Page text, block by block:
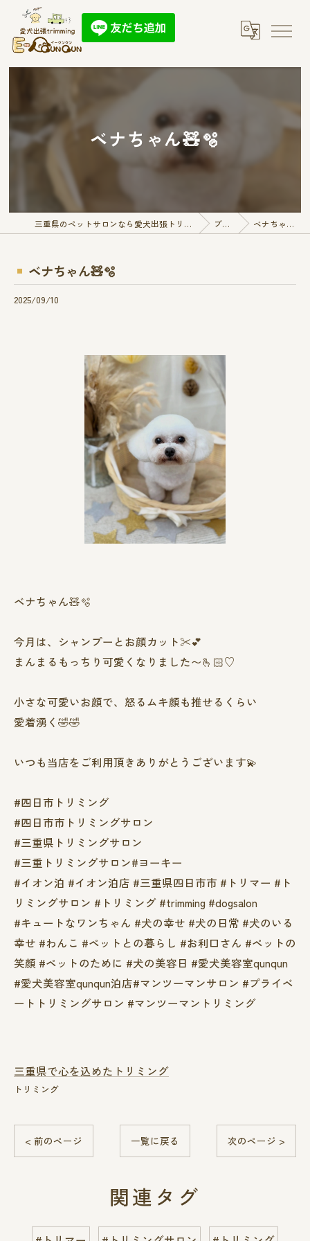
ベナちゃん🧸🫧
三重県のペットサロンなら愛犬出張トリミング E-QunQun ブログ ベナちゃん🧸🫧
ベナちゃん🧸🫧
2025/09/10
ベナちゃん🧸🫧
今月は、シャンプーとお顔カット✂️💕
まんまるもっちり可愛くなりました〜🫰🏻♡
小さな可愛いお顔で、怒るムキ顔も推せるくらい
愛着湧く🤣🤣
いつも当店をご利用頂きありがとうございます💫
#四日市トリミング
#四日市市トリミングサロン
#三重県トリミングサロン
#三重トリミングサロン#ヨーキー
#イオン泊 #イオン泊店 #三重県四日市市 #トリマー #ト
リミングサロン #トリミング #trimming #dogsalon
#キュートなワンちゃん #犬の幸せ #犬の日常 #犬のいる
幸せ #わんこ #ペットとの暮らし #お利口さん #ペットの
笑顔 #ペットのために #犬の美容日 #愛犬美容室qunqun
#愛犬美容室qunqun泊店#マンツーマンサロン #プライベ
ートトリミングサロン #マンツーマントリミング
三重県で心を込めたトリミング
トリミング
< 前のページ 一覧に戻る 次のページ >
関連タグ